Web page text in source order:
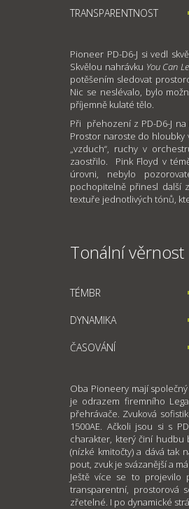
TRANSPARENTNOST
Pioneer PD-D6-J si vedl
Skvělou nahrávku You Can
potěšením sledovat
Nic se neslévalo, bylo
příjemně kulaté tělo.
Při přehození z PD-D6-J
Prostor naroste do
„vzduch“, ruchy v
zaostřilo. Pink Floyd v
úrovni, nebylo
pochopitelně přinesl další
textuře jednotlivých tónů,
Tonální věrnost
TÉMBR
DYNAMIKA
ČASOVÁNÍ
Oba Pioneery mají
je odrazem firemního
přehrávače. Zvuková
1500AE. Ačkoli jsou si s
charakter, který činí hudbu
(nízké kmitočty) a dává tak
pout, zvuk je svázanější a
Ještě více se to projevilo
transparentní, prostorová
zřetelné. I po dynamické